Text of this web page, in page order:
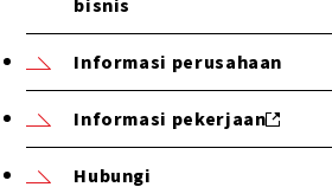
bisnis
Informasi perusahaan
Informasi pekerjaan
Hubungi